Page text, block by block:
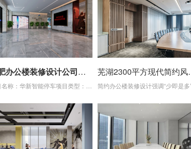
合肥办公楼装修设计公司案例｜华新智能停车5000㎡现代简约风格改造 芜湖